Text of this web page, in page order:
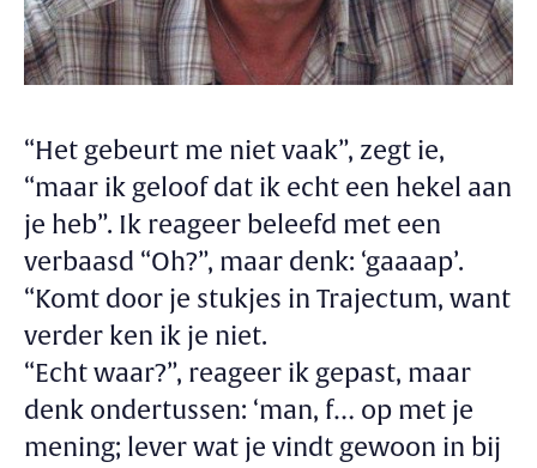
“Het gebeurt me niet vaak”, zegt ie,
“maar ik geloof dat ik echt een hekel aan
je heb”. Ik reageer beleefd met een
verbaasd “Oh?”, maar denk: ‘gaaaap’.
“Komt door je stukjes in Trajectum, want
verder ken ik je niet.
“Echt waar?”, reageer ik gepast, maar
denk ondertussen: ‘man, f… op met je
mening; lever wat je vindt gewoon in bij